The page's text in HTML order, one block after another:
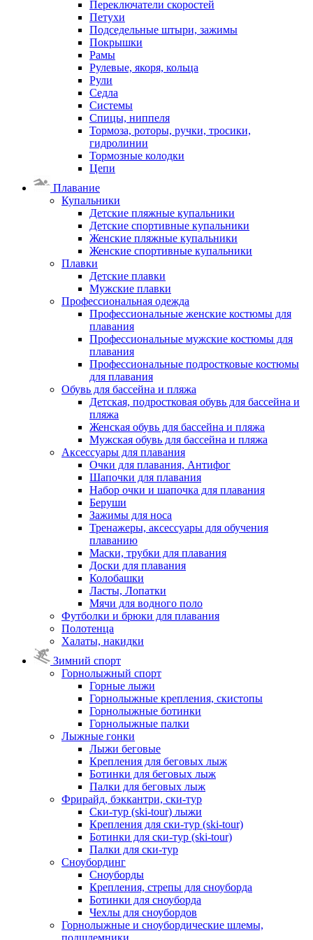
Переключатели скоростей
Петухи
Подседельные штыри, зажимы
Покрышки
Рамы
Рулевые, якоря, кольца
Рули
Седла
Системы
Спицы, ниппеля
Тормоза, роторы, ручки, тросики,
гидролинии
Тормозные колодки
Цепи
Плавание
Купальники
Детские пляжные купальники
Детские спортивные купальники
Женские пляжные купальники
Женские спортивные купальники
Плавки
Детские плавки
Мужские плавки
Профессиональная одежда
Профессиональные женские костюмы для
плавания
Профессиональные мужские костюмы для
плавания
Профессиональные подростковые костюмы
для плавания
Обувь для бассейна и пляжа
Детская, подростковая обувь для бассейна и
пляжа
Женская обувь для бассейна и пляжа
Мужская обувь для бассейна и пляжа
Аксессуары для плавания
Очки для плавания, Антифог
Шапочки для плавания
Набор очки и шапочка для плавания
Беруши
Зажимы для носа
Тренажеры, аксессуары для обучения
плаванию
Маски, трубки для плавания
Доски для плавания
Колобашки
Ласты, Лопатки
Мячи для водного поло
Футболки и брюки для плавания
Полотенца
Халаты, накидки
Зимний спорт
Горнолыжный спорт
Горные лыжи
Горнолыжные крепления, скистопы
Горнолыжные ботинки
Горнолыжные палки
Лыжные гонки
Лыжи беговые
Крепления для беговых лыж
Ботинки для беговых лыж
Палки для беговых лыж
Фрирайд, бэккантри, ски-тур
Ски-тур (ski-tour) лыжи
Крепления для ски-тур (ski-tour)
Ботинки для ски-тур (ski-tour)
Палки для ски-тур
Сноубординг
Сноуборды
Крепления, стрепы для сноуборда
Ботинки для сноуборда
Чехлы для сноубордов
Горнолыжные и сноубордические шлемы,